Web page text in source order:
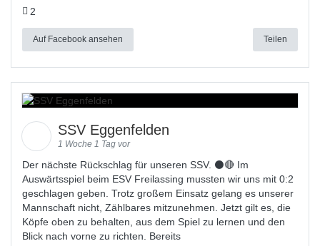
2
Auf Facebook ansehen Teilen
SSV Eggenfelden
1 Woche 1 Tag vor
Der nächste Rückschlag für unseren SSV. ⚫🔴 Im
Auswärtsspiel beim ESV Freilassing mussten wir uns mit 0:2
geschlagen geben. Trotz großem Einsatz gelang es unserer
Mannschaft nicht, Zählbares mitzunehmen. Jetzt gilt es, die
Köpfe oben zu behalten, aus dem Spiel zu lernen und den
Blick nach vorne zu richten. Bereits